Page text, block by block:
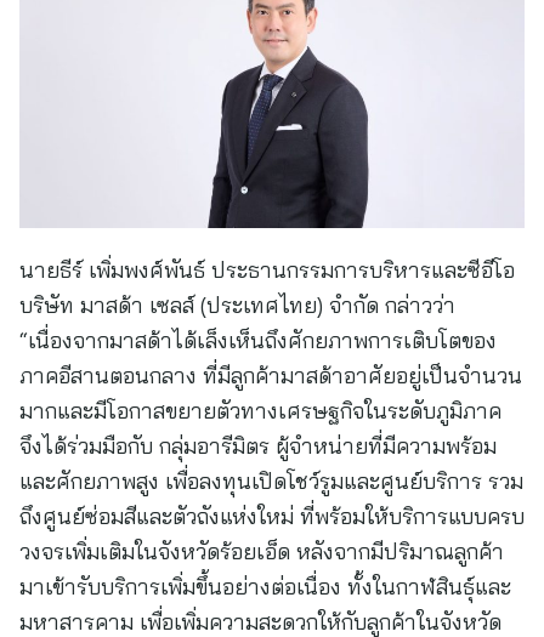
นายธีร์ เพิ่มพงศ์พันธ์ ประธานกรรมการบริหารและซีอีโอ
บริษัท มาสด้า เซลส์ (ประเทศไทย) จำกัด กล่าวว่า
“เนื่องจากมาสด้าได้เล็งเห็นถึงศักยภาพการเติบโตของ
ภาคอีสานตอนกลาง ที่มีลูกค้ามาสด้าอาศัยอยู่เป็นจำนวน
มากและมีโอกาสขยายตัวทางเศรษฐกิจในระดับภูมิภาค
จึงได้ร่วมมือกับ กลุ่มอารีมิตร ผู้จำหน่ายที่มีความพร้อม
และศักยภาพสูง เพื่อลงทุนเปิดโชว์รูมและศูนย์บริการ รวม
ถึงศูนย์ซ่อมสีและตัวถังแห่งใหม่ ที่พร้อมให้บริการแบบครบ
วงจรเพิ่มเติมในจังหวัดร้อยเอ็ด หลังจากมีปริมาณลูกค้า
มาเข้ารับบริการเพิ่มขึ้นอย่างต่อเนื่อง ทั้งในกาฬสินธุ์และ
มหาสารคาม เพื่อเพิ่มความสะดวกให้กับลูกค้าในจังหวัด